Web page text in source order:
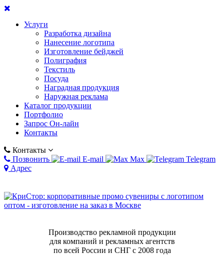
Услуги
Разработка дизайна
Нанесение логотипа
Изготовление бейджей
Полиграфия
Текстиль
Посуда
Наградная продукция
Наружная реклама
Каталог продукции
Портфолио
Запрос Он-лайн
Контакты
Контакты
Позвонить
E-mail Max
Telegram
Адрес
Производство рекламной продукции
для компаний и рекламных агентств
по всей России и СНГ с 2008 года